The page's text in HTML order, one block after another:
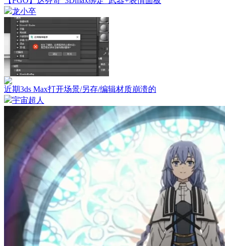
龙小卒
近期3ds Max打开场景/另存/编辑材质崩溃的
宇宙超人